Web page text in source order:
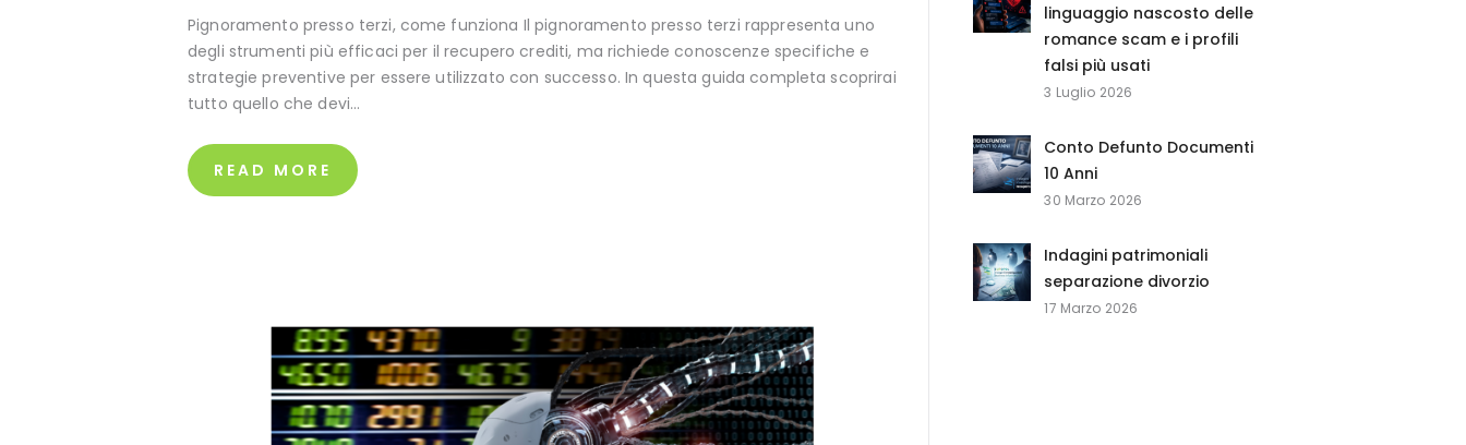
Pignoramento presso terzi, come funziona Il pignoramento presso terzi rappresenta uno
degli strumenti più efficaci per il recupero crediti, ma richiede conoscenze specifiche e
strategie preventive per essere utilizzato con successo. In questa guida completa scoprirai
tutto quello che devi…
READ MORE
linguaggio nascosto delle
romance scam e i profili
falsi più usati
3 Luglio 2026
Conto Defunto Documenti
10 Anni
30 Marzo 2026
Indagini patrimoniali
separazione divorzio
17 Marzo 2026